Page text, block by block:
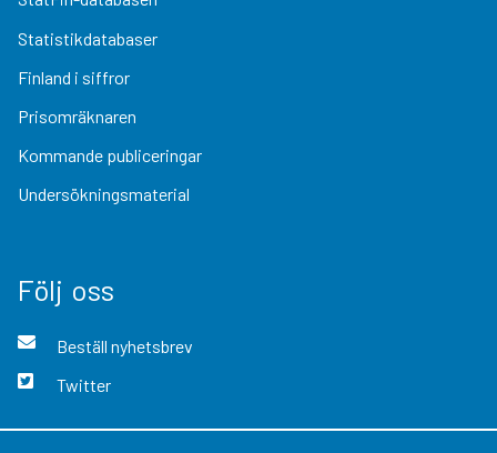
Statistikdatabaser
Finland i siffror
Prisomräknaren
Kommande publiceringar
Undersökningsmaterial
Följ oss
Beställ nyhetsbrev
Twitter